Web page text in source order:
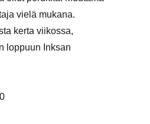
vielä mukana.
kerta viikossa,
loppuun Inksan